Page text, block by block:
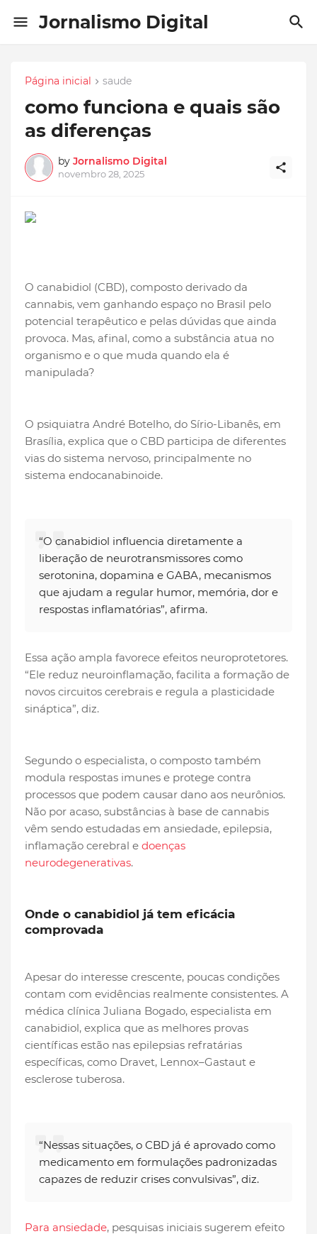
Jornalismo Digital
Página inicial saude
como funciona e quais são
as diferenças
by Jornalismo Digital
novembro 28, 2025
O canabidiol (CBD), composto derivado da
cannabis, vem ganhando espaço no Brasil pelo
potencial terapêutico e pelas dúvidas que ainda
provoca. Mas, afinal, como a substância atua no
organismo e o que muda quando ela é
manipulada?
O psiquiatra André Botelho, do Sírio-Libanês, em
Brasília, explica que o CBD participa de diferentes
vias do sistema nervoso, principalmente no
sistema endocanabinoide.
“O canabidiol influencia diretamente a
liberação de neurotransmissores como
serotonina, dopamina e GABA, mecanismos
que ajudam a regular humor, memória, dor e
respostas inflamatórias”, afirma.
Essa ação ampla favorece efeitos neuroprotetores.
“Ele reduz neuroinflamação, facilita a formação de
novos circuitos cerebrais e regula a plasticidade
sináptica”, diz.
Segundo o especialista, o composto também
modula respostas imunes e protege contra
processos que podem causar dano aos neurônios.
Não por acaso, substâncias à base de cannabis
vêm sendo estudadas em ansiedade, epilepsia,
inflamação cerebral e doenças
neurodegenerativas.
Onde o canabidiol já tem eficácia
comprovada
Apesar do interesse crescente, poucas condições
contam com evidências realmente consistentes. A
médica clínica Juliana Bogado, especialista em
canabidiol, explica que as melhores provas
científicas estão nas epilepsias refratárias
específicas, como Dravet, Lennox–Gastaut e
esclerose tuberosa.
“Nessas situações, o CBD já é aprovado como
medicamento em formulações padronizadas
capazes de reduzir crises convulsivas”, diz.
Para ansiedade, pesquisas iniciais sugerem efeito